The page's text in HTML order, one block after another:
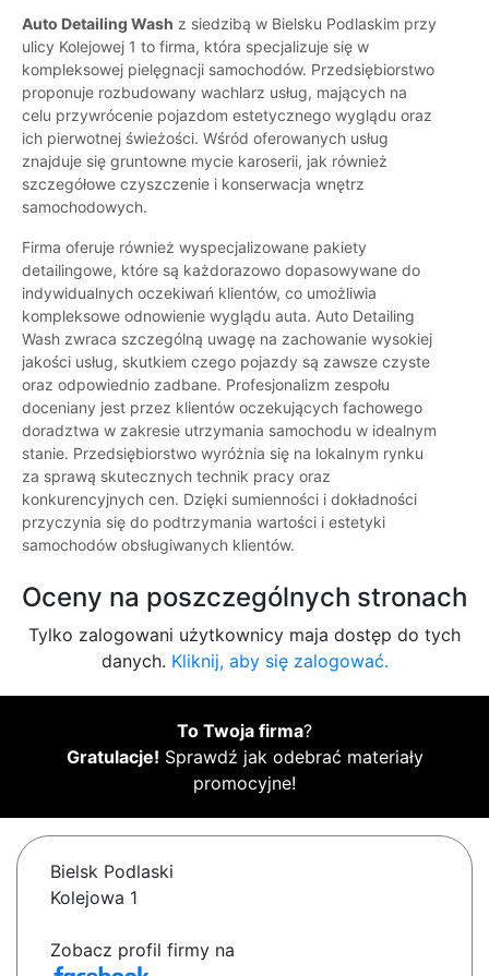
Auto Detailing Wash z siedzibą w Bielsku Podlaskim przy
ulicy Kolejowej 1 to firma, która specjalizuje się w
kompleksowej pielęgnacji samochodów. Przedsiębiorstwo
proponuje rozbudowany wachlarz usług, mających na
celu przywrócenie pojazdom estetycznego wyglądu oraz
ich pierwotnej świeżości. Wśród oferowanych usług
znajduje się gruntowne mycie karoserii, jak również
szczegółowe czyszczenie i konserwacja wnętrz
samochodowych.
Firma oferuje również wyspecjalizowane pakiety
detailingowe, które są każdorazowo dopasowywane do
indywidualnych oczekiwań klientów, co umożliwia
kompleksowe odnowienie wyglądu auta. Auto Detailing
Wash zwraca szczególną uwagę na zachowanie wysokiej
jakości usług, skutkiem czego pojazdy są zawsze czyste
oraz odpowiednio zadbane. Profesjonalizm zespołu
doceniany jest przez klientów oczekujących fachowego
doradztwa w zakresie utrzymania samochodu w idealnym
stanie. Przedsiębiorstwo wyróżnia się na lokalnym rynku
za sprawą skutecznych technik pracy oraz
konkurencyjnych cen. Dzięki sumienności i dokładności
przyczynia się do podtrzymania wartości i estetyki
samochodów obsługiwanych klientów.
Oceny na poszczególnych stronach
Tylko zalogowani użytkownicy maja dostęp do tych
danych. Kliknij, aby się zalogować.
To Twoja firma?
Gratulacje! Sprawdź jak odebrać materiały
promocyjne!
Bielsk Podlaski
Kolejowa 1
Zobacz profil firmy na